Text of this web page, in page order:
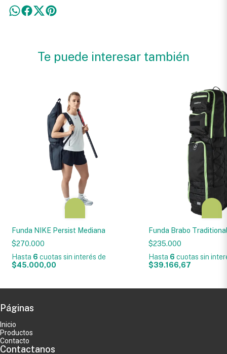
Te puede interesar también
Funda NIKE Persist Mediana
$270.000
Hasta 6 cuotas sin interés de
$45.000,00
Funda Brabo
$235.000
Hasta 6 cuotas sin
$39.166,67
Páginas
Inicio
Productos
Contacto
Contactanos